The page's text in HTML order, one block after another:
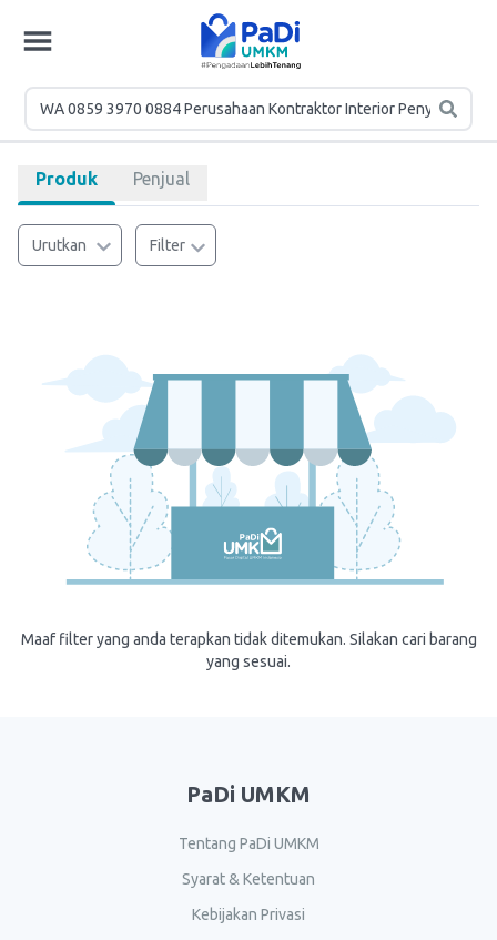
Produk Penjual
Urutkan Filter
Maaf filter yang anda terapkan tidak ditemukan. Silakan cari barang
yang sesuai.
PaDi UMKM
Tentang PaDi UMKM
Syarat & Ketentuan
Kebijakan Privasi